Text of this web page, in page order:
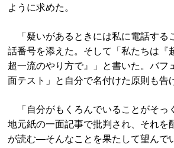
ように求めた。
「疑いがあるときには私に電話する
話番号を添えた。そして「私たちは『
超一流のやり方で』」と書いた。バフ
面テスト」と自分で名付けた原則も告
「自分がもくろんでいることがそっ
地元紙の一面記事で批判され、それを
が読む―そんなことを果たして望んで